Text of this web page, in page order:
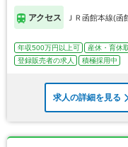
アクセス ＪＲ函館本線(
年収500万円以上可 産休・育休
登録販売者の求人
積極採用中
求人の詳細を見る